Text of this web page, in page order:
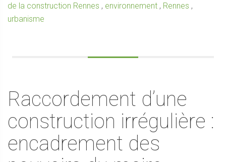
de la construction Rennes , environnement , Rennes ,
urbanisme
Raccordement d’une
construction irrégulière :
encadrement des